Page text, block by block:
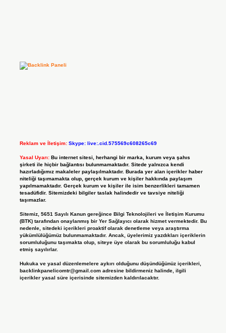
Reklam ve İletişim: Skype: live:.cid.575569c608265c69
Yasal Uyarı: Bu internet sitesi, herhangi bir marka, kurum veya şahıs
şirketi ile hiçbir bağlantısı bulunmamaktadır. Sitede yalnızca kendi
hazırladığımız makaleler paylaşılmaktadır. Burada yer alan içerikler haber
niteliği taşımamakta olup, gerçek kurum ve kişiler hakkında paylaşım
yapılmamaktadır. Gerçek kurum ve kişiler ile isim benzerlikleri tamamen
tesadüfidir. Sitemizdeki bilgiler taslak halindedir ve tavsiye niteliği
taşımazlar.
Sitemiz, 5651 Sayılı Kanun gereğince Bilgi Teknolojileri ve İletişim Kurumu
(BTK) tarafından onaylanmış bir Yer Sağlayıcı olarak hizmet vermektedir. Bu
nedenle, sitedeki içerikleri proaktif olarak denetleme veya araştırma
yükümlülüğümüz bulunmamaktadır. Ancak, üyelerimiz yazdıkları içeriklerin
sorumluluğunu taşımakta olup, siteye üye olarak bu sorumluluğu kabul
etmiş sayılırlar.
Hukuka ve yasal düzenlemelere aykırı olduğunu düşündüğünüz içerikleri,
backlinkpanelicomtr@gmail.comadresine bildirmeniz halinde, ilgili
içerikler yasal süre içerisinde sitemizden kaldırılacaktır.